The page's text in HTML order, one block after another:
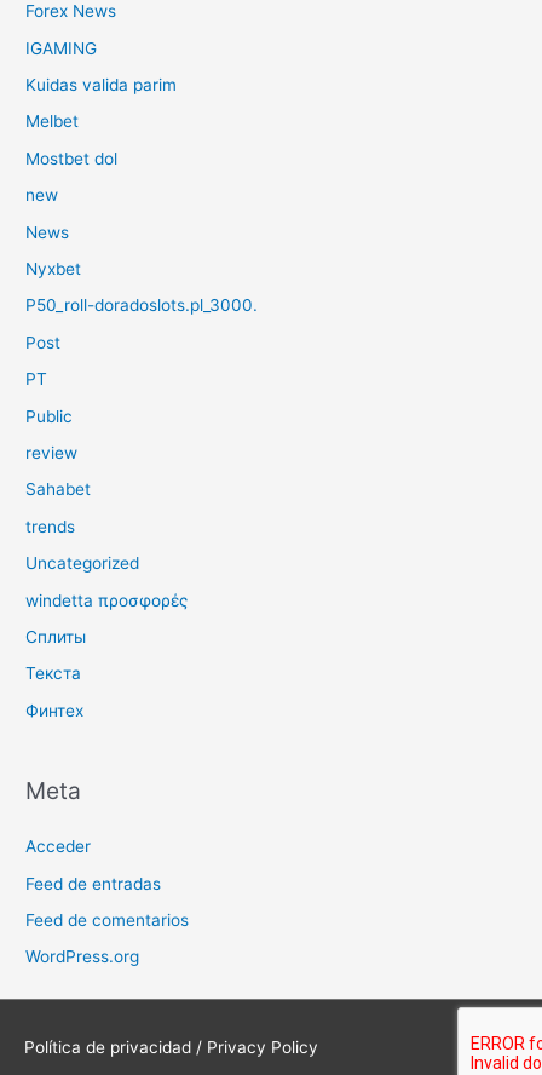
Forex News
IGAMING
Kuidas valida parim
Melbet
Mostbet dol
new
News
Nyxbet
P50_roll-doradoslots.pl_3000.
Post
PT
Public
review
Sahabet
trends
Uncategorized
windetta προσφορές
Сплиты
Текста
Финтех
Meta
Acceder
Feed de entradas
Feed de comentarios
WordPress.org
Política de privacidad / Privacy Policy